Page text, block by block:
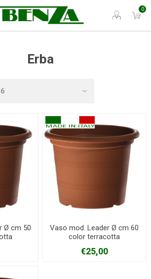
0
Erba
Ø cm 50
Vaso mod. Leader Ø cm 60
color terracotta
€25,00